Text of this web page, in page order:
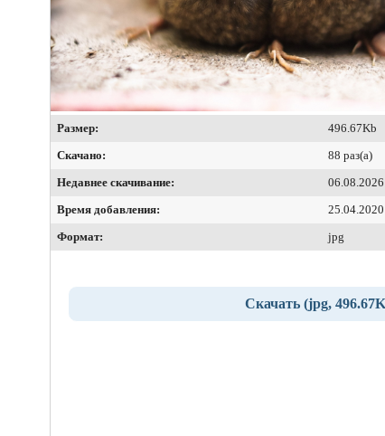
Размер:
496.67Kb
Скачано:
88 раз(а)
Недавнее скачивание:
Время добавления:
Формат:
jpg
Скачать (jpg,